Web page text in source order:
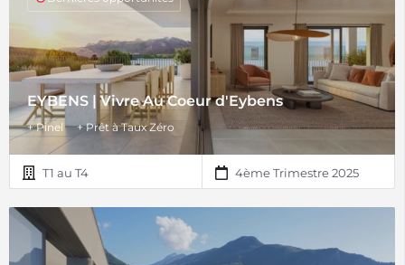
EYBENS | Vivre Au Coeur d'Eybens
+ Pinel + Prêt à Taux Zéro
T1 au T4 4ème Trimestre 2025